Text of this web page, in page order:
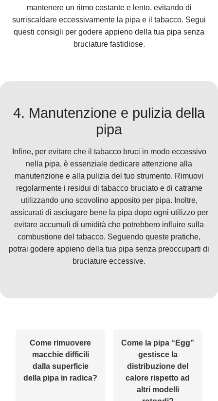
mantenere un ritmo costante e lento, evitando di
surriscaldare eccessivamente la pipa e il tabacco. Segui
questi consigli per godere appieno della tua pipa senza
bruciature fastidiose.
4. Manutenzione e pulizia della
pipa
Infine, per evitare che il tabacco bruci in modo eccessivo
nella pipa, è essenziale dedicare attenzione alla
manutenzione e alla pulizia del tuo strumento. Rimuovi
regolarmente i residui di tabacco bruciato e di catrame
utilizzando uno scovolino apposito per pipa. Inoltre,
assicurati di asciugare bene la pipa dopo ogni utilizzo per
evitare accumuli di umidità che potrebbero influire sulla
combustione del tabacco. Seguendo queste pratiche,
potrai godere appieno della tua pipa senza preoccuparti di
bruciature eccessive.
Come rimuovere
macchie difficili
dalla superficie
della pipa in radica?
Come la pipa “Egg”
gestisce la
distribuzione del
calore rispetto ad
altri modelli